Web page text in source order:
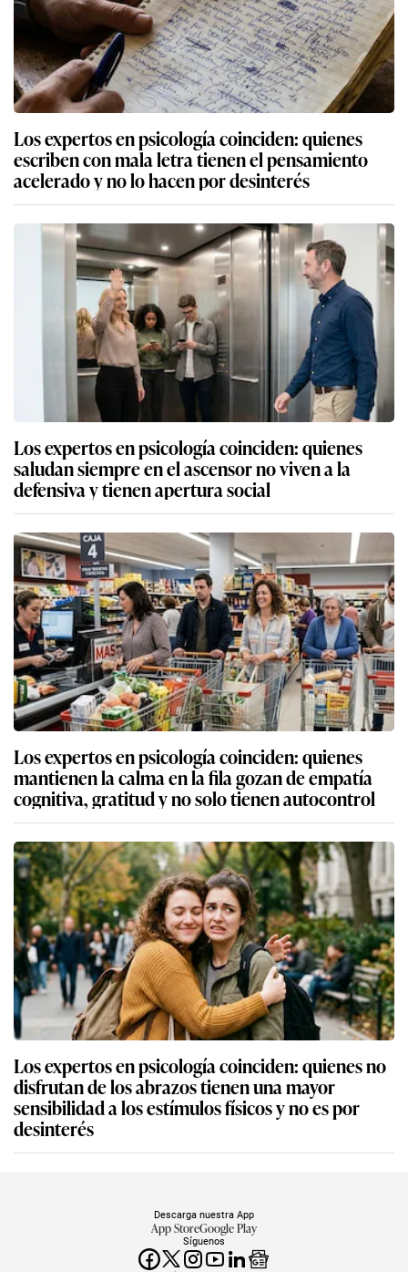
Los expertos en psicología coinciden: quienes
escriben con mala letra tienen el pensamiento
acelerado y no lo hacen por desinterés
Los expertos en psicología coinciden: quienes
saludan siempre en el ascensor no viven a la
defensiva y tienen apertura social
Los expertos en psicología coinciden: quienes
mantienen la calma en la fila gozan de empatía
cognitiva, gratitud y no solo tienen autocontrol
Los expertos en psicología coinciden: quienes no
disfrutan de los abrazos tienen una mayor
sensibilidad a los estímulos físicos y no es por
desinterés
Síguenos
Descarga nuestra App
App StoreGoogle Play